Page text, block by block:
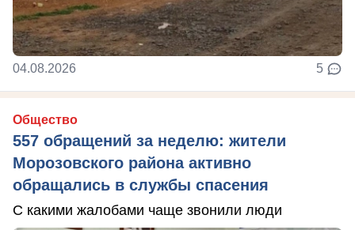
04.08.2026 5
Общество
557 обращений за неделю: жители
Морозовского района активно
обращались в службы спасения
С какими жалобами чаще звонили люди